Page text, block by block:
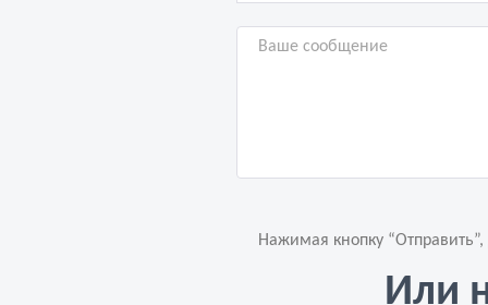
Нажимая кнопку
Или